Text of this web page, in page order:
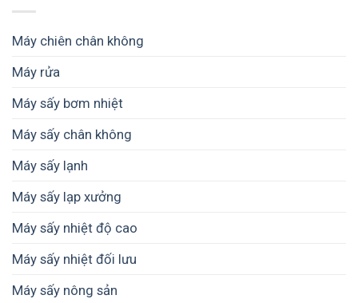
Máy chiên chân không
Máy rửa
Máy sấy bơm nhiệt
Máy sấy chân không
Máy sấy lạnh
Máy sấy lạp xưởng
Máy sấy nhiệt độ cao
Máy sấy nhiệt đối lưu
Máy sấy nông sản